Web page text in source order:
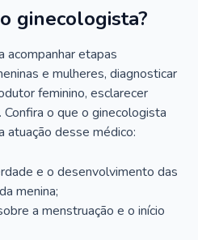
ginecologista?
acompanhar etapas
e mulheres, diagnosticar
feminino, esclarecer
o que o ginecologista
atuação desse médico:
e o desenvolvimento das
menina;
a menstruação e o início